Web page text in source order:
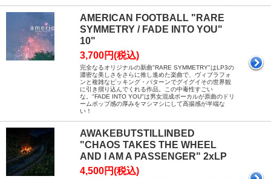
AMERICAN FOOTBALL "RARE
SYMMETRY / FADE INTO YOU"
10"
3,700円(税込)
完全なるオリジナルの新曲"RARE SYMMETRY"はLP3の
濃密な美しさをさらに推し進めた楽曲で、ヴィブラフォ
ンと複雑なピッキング・パターンでグイグイその世界観
に引き摺り込んでくれる作品。この中毒性すごい
な。"FADE INTO YOU"は男女混成ボーカルが原曲のドリ
ームポップ感の厚みをマシマシにして高揚感が半端な
い！
AWAKEBUTSTILLINBED
"CHAOS TAKES THE WHEEL
AND I AM A PASSENGER" 2xLP
4,500円(税込)